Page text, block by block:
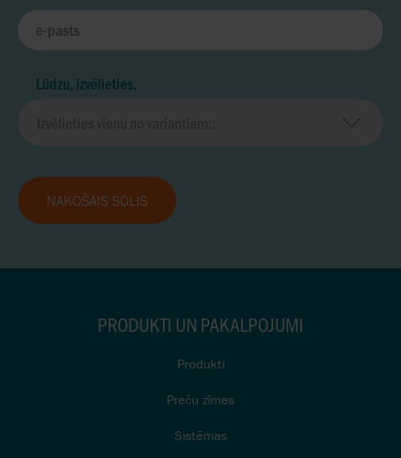
Lūdzu, izvēlieties.
NĀKOŠAIS SOLIS
PRODUKTI UN PAKALPOJUMI
Produkti
Preču zīmes
Sistēmas